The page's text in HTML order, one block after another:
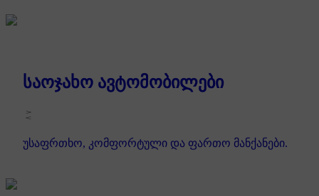
საოჯახო ავტომობილები
უსაფრთხო, კომფორტული და ფართო მანქანები.